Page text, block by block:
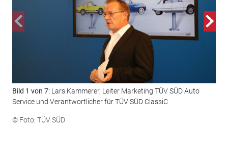
Bild 1 von 7: Lars Kammerer, Leiter Marketing TÜV SÜD Auto
Service und Verantwortlicher für TÜV SÜD ClassiC
© Foto: TÜV SÜD